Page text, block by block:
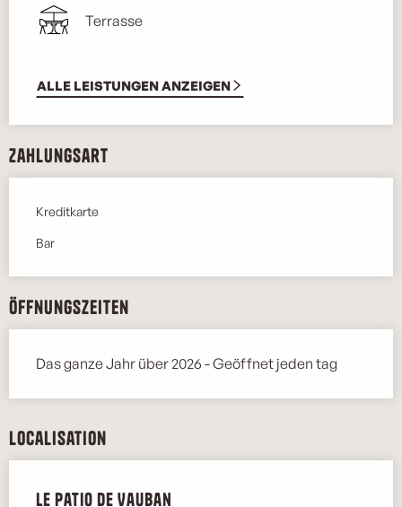
Terrasse
ALLE LEISTUNGEN ANZEIGEN
Zahlungsart
Kreditkarte
Bar
Öffnungszeiten
Das ganze Jahr über 2026 - Geöffnet jeden tag
Localisation
Le patio de Vauban